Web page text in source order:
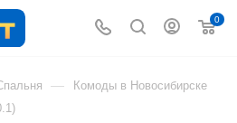
0
— Комоды в Новосибирске